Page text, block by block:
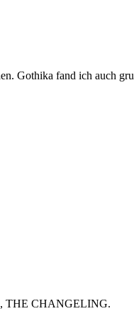
Gothika fand ich auch
THE CHANGELING.